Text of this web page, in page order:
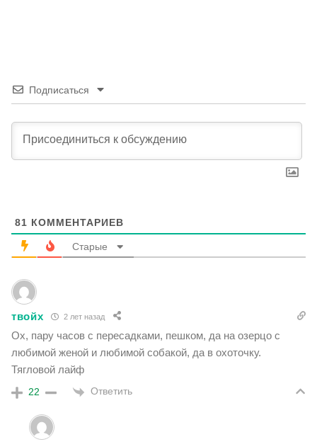
Подписаться
81 КОММЕНТАРИЕВ
Старые
твойх 2 лет назад
Ох, пару часов с пересадками, пешком, да на озерцо с
любимой женой и любимой собакой, да в охоточку.
Тягловой лайф
22 Ответить